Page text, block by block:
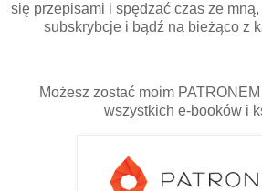
się przepisami i spędzać czas ze
subskrybcje i bądź na bieżąco z
Możesz zostać moim
wszystkich e-booków i